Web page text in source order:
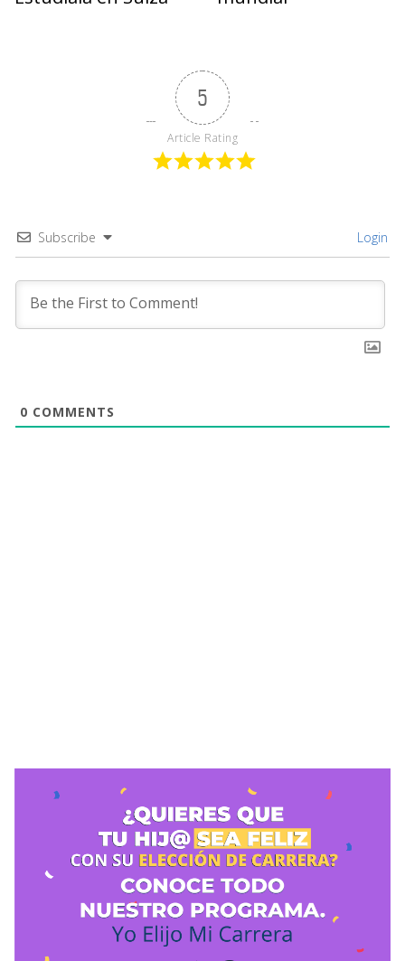
5
Article Rating
Subscribe Login
0 COMMENTS